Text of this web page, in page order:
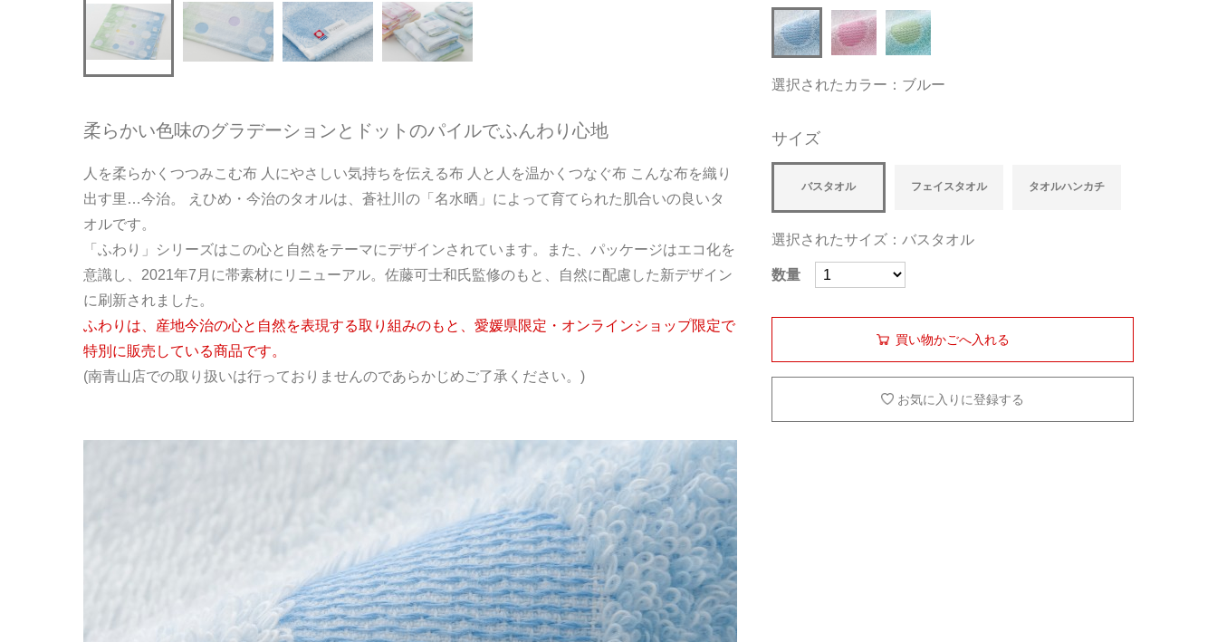
柔らかい色味のグラデーションとドットのパイルでふんわり心地
人を柔らかくつつみこむ布 人にやさしい気持ちを伝える布 人と人を温かくつなぐ布 こんな布を織り
出す里…今治。 えひめ・今治のタオルは、蒼社川の「名水晒」によって育てられた肌合いの良いタ
オルです。
「ふわり」シリーズはこの心と自然をテーマにデザインされています。また、パッケージはエコ化を
意識し、2021年7月に帯素材にリニューアル。佐藤可士和氏監修のもと、自然に配慮した新デザイン
に刷新されました。
ふわりは、産地今治の心と自然を表現する取り組みのもと、愛媛県限定・オンラインショップ限定で
特別に販売している商品です。
(南青山店での取り扱いは行っておりませんのであらかじめご了承ください。)
選択されたカラー：ブルー
サイズ
バスタオル フェイスタオル タオルハンカチ
選択されたサイズ：バスタオル
数量
買い物かごへ入れる
お気に入りに登録する